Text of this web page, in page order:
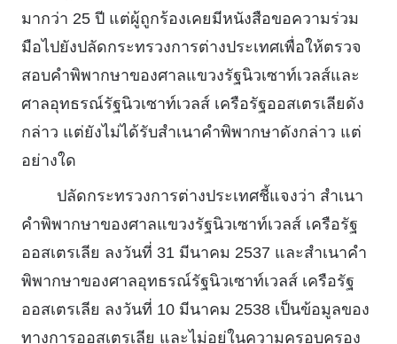
มากว่า 25 ปี แต่ผู้ถูกร้องเคยมีหนังสือขอความร่วม
มือไปยังปลัดกระทรวงการต่างประเทศเพื่อให้ตรวจ
สอบคําพิพากษาของศาลแขวงรัฐนิวเซาท์เวลส์และ
ศาลอุทธรณ์รัฐนิวเซาท์เวลส์ เครือรัฐออสเตรเลียดัง
กล่าว แต่ยังไม่ได้รับสําเนาคําพิพากษาดังกล่าว แต่
อย่างใด
ปลัดกระทรวงการต่างประเทศชี้แจงว่า สําเนา
คําพิพากษาของศาลแขวงรัฐนิวเซาท์เวลส์ เครือรัฐ
ออสเตรเลีย ลงวันที่ 31 มีนาคม 2537 และสําเนาคํา
พิพากษาของศาลอุทธรณ์รัฐนิวเซาท์เวลส์ เครือรัฐ
ออสเตรเลีย ลงวันที่ 10 มีนาคม 2538 เป็นข้อมูลของ
ทางการออสเตรเลีย และไม่อยู่ในความครอบครอง